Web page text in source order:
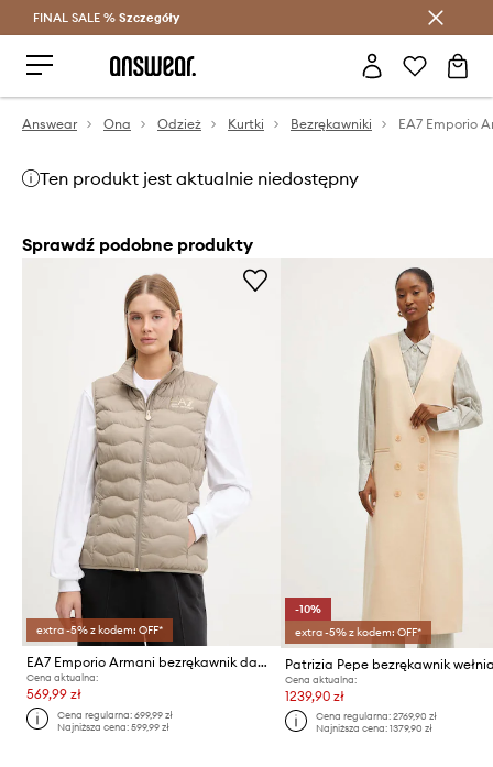
Oszczędzaj z Answear Club >
FINAL SALE % Szczegóły
Answear Ona Odzież Kurtki Bezrękawniki
Ten produkt jest aktualnie niedostępny
Sprawdź podobne produkty
extra -5% z kodem: OFF*
EA7 Emporio Armani bezrękawnik damski
Cena aktualna:
569,99 zł
Cena regularna:699,99 zł
Najniższa cena:599,99 zł
-10%
extra -5% z kodem: OFF*
Patrizia Pepe bezrękawnik
Cena aktualna:
1239,90 zł
Cena regularna: 2769,90 zł
Najniższa cena: 1379,90 zł